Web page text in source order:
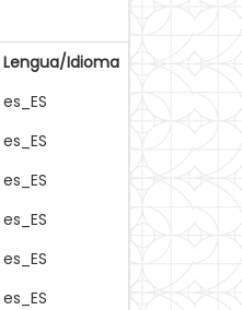
Lengua/Idioma
es_ES
es_ES
es_ES
es_ES
es_ES
es_ES